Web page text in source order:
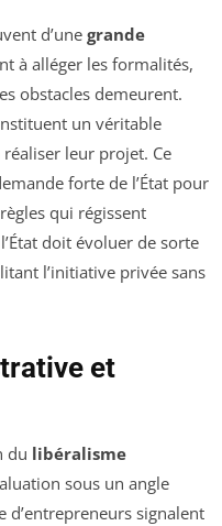
d’une grande
à alléger les formalités,
obstacles demeurent.
un véritable
leur projet. Ce
forte de l’État pour
qui régissent
doit évoluer de sorte
l’initiative privée sans
et
du libéralisme
sous un angle
signalent